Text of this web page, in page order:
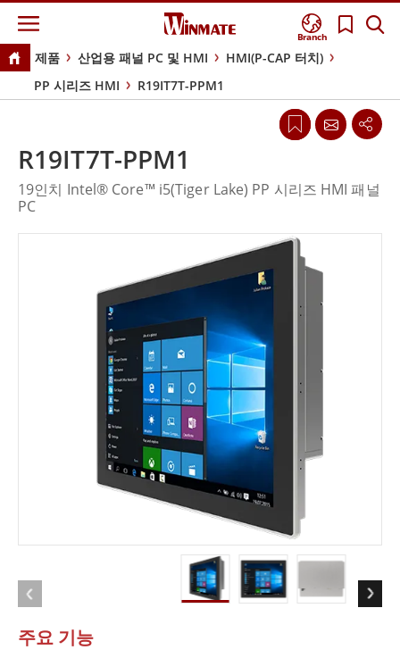
Branch
제품 산업용 패널 PC 및 HMI
HMI(P-CAP 터치)
PP 시리즈 HMI
R19IT7T-PPM1
주요 기능
R19IT7T-PPM1
19인치 Intel® Core™ i5(Tiger Lake) PP 시리즈 HMI 패널
PC